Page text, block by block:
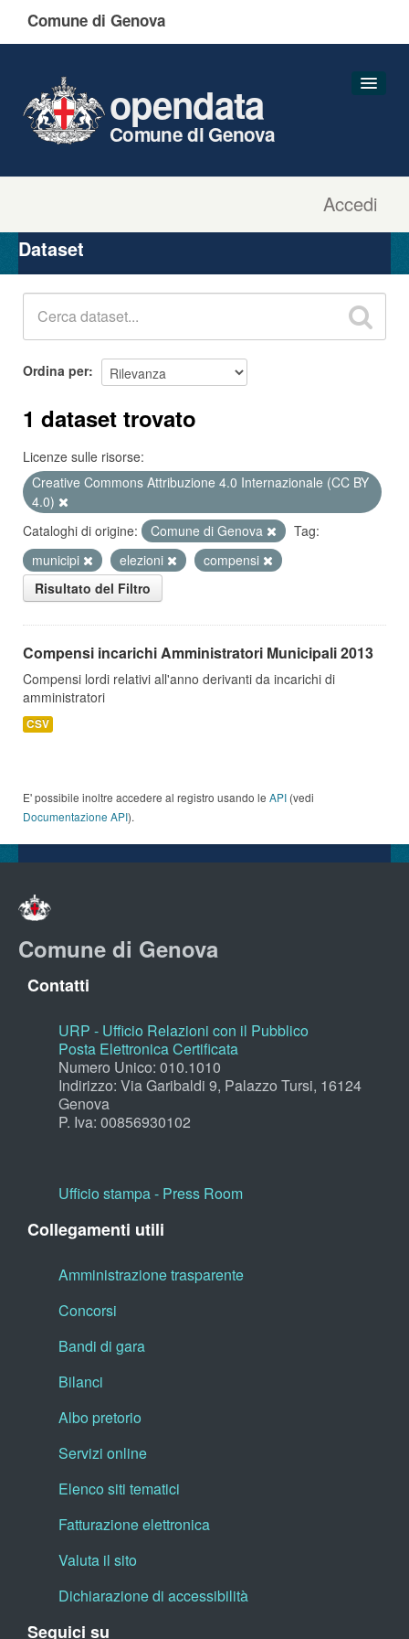
Comune di Genova
Accedi
opendata
Comune di Genova
Organizzazioni
Gruppi
Dataset
Ordina per
1 dataset trovato
Licenze sulle risorse:
Creative Commons Attribuzione 4.0 Internazionale (CC BY
4.0)
Cataloghi di origine:
Comune di Genova
Tag:
municipi
elezioni
compensi
Risultato del Filtro
Compensi incarichi Amministratori Municipali 2013
Compensi lordi relativi all'anno derivanti da incarichi di
amministratori
CSV
E' possibile inoltre accedere al registro usando le API (vedi
Documentazione API).
Comune di Genova
Contatti
URP - Ufficio Relazioni con il Pubblico
Posta Elettronica Certificata
Numero Unico: 010.1010
Indirizzo: Via Garibaldi 9, Palazzo Tursi, 16124
Genova
P. Iva: 00856930102
Ufficio stampa - Press Room
Collegamenti utili
Amministrazione trasparente
Concorsi
Bandi di gara
Bilanci
Albo pretorio
Servizi online
Elenco siti tematici
Fatturazione elettronica
Valuta il sito
Dichiarazione di accessibilità
Seguici su